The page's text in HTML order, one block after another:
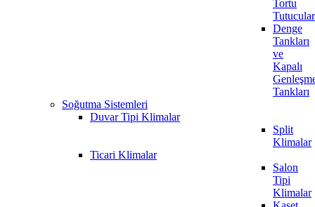
Tortu
Tutucular
Denge
Tankları
ve
Kapalı
Tankları
Soğutma Sistemleri
Duvar Tipi Klimalar
Split
Klimalar
Ticari Klimalar
Salon
Tipi
Klimalar